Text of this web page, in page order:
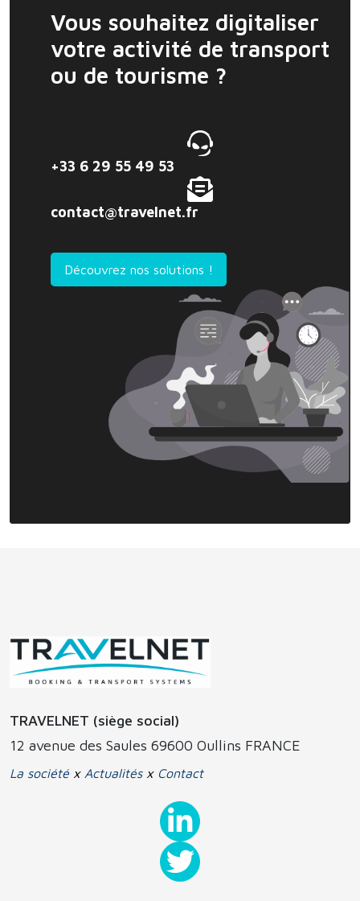
Vous souhaitez digitaliser
votre activité de transport
ou de tourisme ?
+33 6 29 55 49 53
contact@travelnet.fr
Découvrez nos solutions !
TRAVELNET (siège social)
12 avenue des Saules 69600 Oullins FRANCE
La société x Actualitésx Contact